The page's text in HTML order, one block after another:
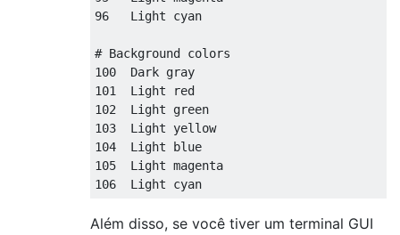
96
Light cyan
# Background colors
100
Dark
101
Light
102
Light
103
Light
104
Light
105
Light
106
Light cyan
Além disso, se você tiver um terminal GUI